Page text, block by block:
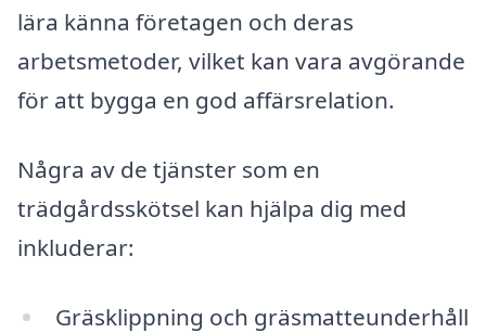
lära känna företagen och deras
arbetsmetoder, vilket kan vara avgörande
för att bygga en god affärsrelation.
Några av de tjänster som en
trädgårdsskötsel kan hjälpa dig med
inkluderar:
Gräsklippning och gräsmatteunderhåll